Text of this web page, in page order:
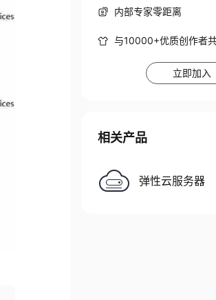
内部专家零距离
与10000+优质创作者
立即加入
相关产品
弹性云服务器